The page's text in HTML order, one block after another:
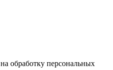
на обработку персональных